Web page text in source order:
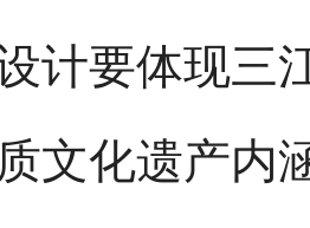
计要体现三
文化遗产内